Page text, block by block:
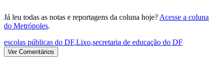
Já leu todas as notas e reportagens da coluna hoje? Acesse a coluna
do Metrópoles.
escolas públicas do DF,Lixo,secretaria de educação do DF
Ver Comentários